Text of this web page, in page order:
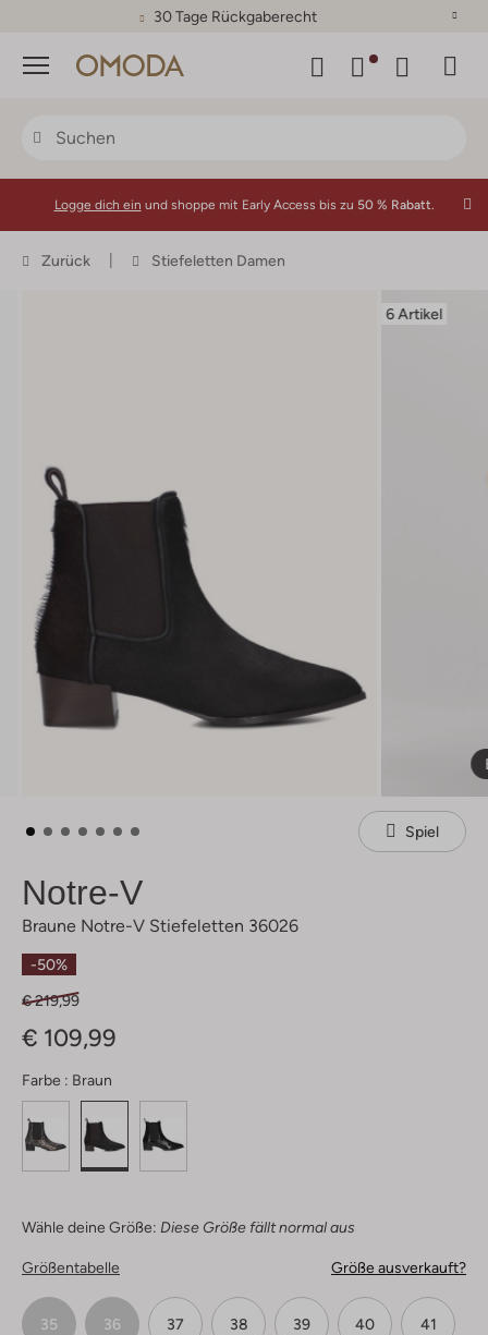
30 Tage Rückgaberecht
Menü
Logge dich ein und shoppe mit Early Access bis zu 50 % Rabatt.
Zurück Stiefeletten Damen
6 Artikel
Spiel
Notre-V
Braune Notre-V Stiefeletten 36026
-50%
€ 219,99
€ 109,99
Farbe : Braun
Wähle deine Größe: Diese Größe fällt normal aus
Größentabelle Größe ausverkauft?
35 36 37 38 39 40 41